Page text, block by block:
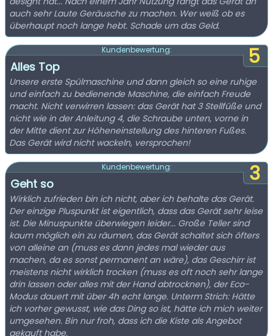
auch sehr Laute Geräusche zu machen. Wer weiß ob es
überhaupt noch lange hebt. Schade um das Geld.
5
Kundenbewertung:
Alles Top
Unsere erste Spülmaschine und dann gleich so eine ruhige
und einfach zu bedienende Maschine, die einfach Freude
macht. Nicht verwirren lassen: das Gerät hat 3 Stellfüße und
nicht wie in der Anleitung 4, die Schraube unten, vorne in
der Mitte dient zur Höheneinstellung des hinteren Fußes.
Das Gerät wird nicht wackeln, versprochen!
3
Kundenbewertung:
Geht so
Wirklich zufrieden bin ich nicht, aber ich behalte das Gerät.
Der einzige Pluspunkt ist eigentlich, dass das Gerät sehr leise
ist. Die Minuspunkte überwiegen leider... Große Teller sind
kaum möglich ein zu räumen, das Gerät schaltet sich öfters
von alleine an (muss es dann jedes mal wieder aus
machen, da es sonst permanent an wäre), das Geschirr ist
meistens nicht wirklich trocken (muss es oft noch sehr lange
drin lassen oder alles mit der Hand abtrocknen), der Eco-
Modus dauert mit über 4h echt lange. Unterm Strich: Hätte
ich vorher gewusst, wie das Ding so ist, hätte ich mich weiter
umgesehen. Bin nur froh, dass ich die Kiste als Angebot
gekauft habe.